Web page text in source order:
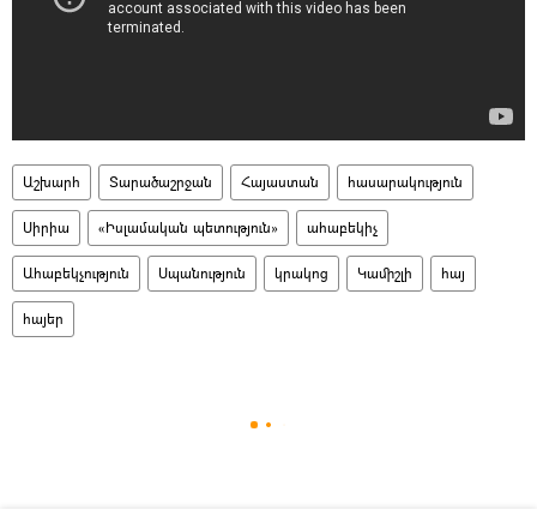
Աշխարհ Տարածաշրջան Հայաստան հասարակություն
Սիրիա «Իսլամական պետություն» ահաբեկիչ
Ահաբեկչություն Սպանություն կրակոց Կամիշլի հայ
հայեր